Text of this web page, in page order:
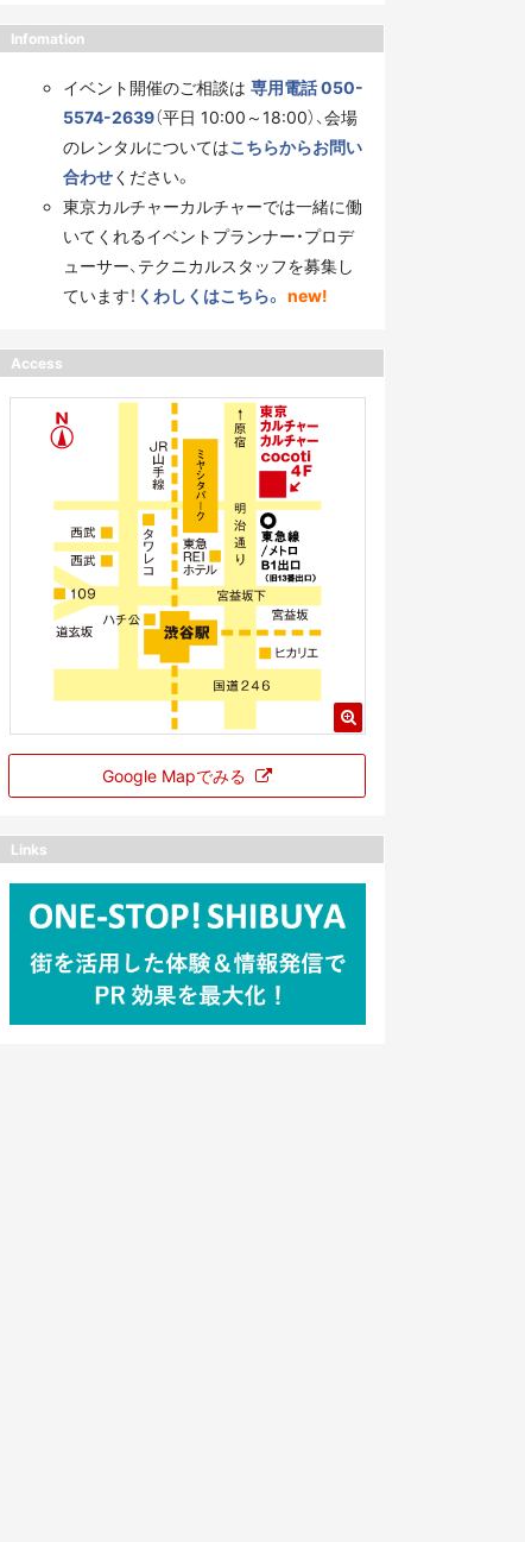
Infomation
イベント開催のご相談は 専用電話 050-
5574-2639（平日 10:00～18:00）、会場
のレンタルについてはこちらからお問い
合わせください。
東京カルチャーカルチャーでは一緒に働
いてくれるイベントプランナー・プロデ
ューサー、テクニカルスタッフを募集し
ています！ くわしくはこちら。 new!
Access
Google Mapでみる
Links